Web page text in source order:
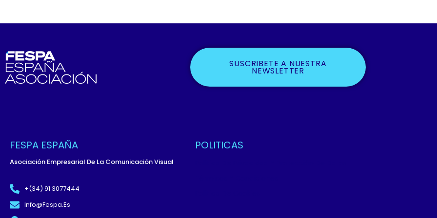
SUSCRIBETE A NUESTRA
NEWSLETTER
FESPA ESPAÑA
Asociación Empresarial De La Comunicación Visual
+(34) 91 3077444
Info@fespa.es
POLITICAS